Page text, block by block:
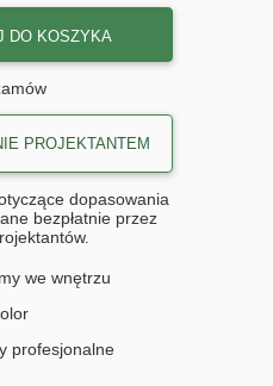
DO KOSZYKA
PROJEKTANTEM
dopasowania
bezpłatnie przez
we wnętrzu
profesjonalne